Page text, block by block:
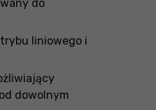
do
trybu liniowego i
dowolnym